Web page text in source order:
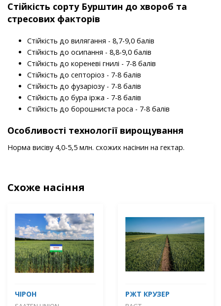
Стійкість сортуБурштин до хвороб та
стресових факторів
Стійкість до вилягання - 8,7-9,0 балів
Стійкість до осипання - 8,8-9,0 балів
Стійкість до кореневі гнилі - 7-8 балів
Стійкість до септоріоз - 7-8 балів
Стійкість до фузаріозу - 7-8 балів
Стійкість до бура іржа - 7-8 балів
Стійкість до борошниста роса - 7-8 балів
Особливості технології вирощування
Норма висіву 4,0-5,5 млн. схожих насінин на гектар.
Схоже насіння
ЧІРОН РЖТ КРУЗЕР